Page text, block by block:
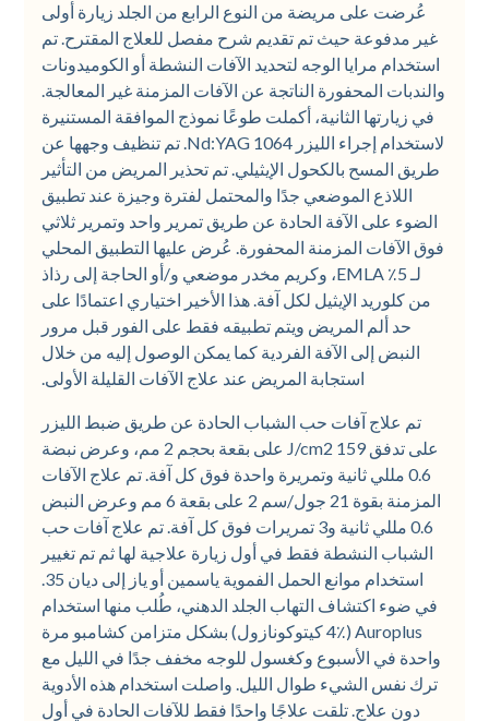
عُرضت على مريضة من النوع الرابع من الجلد زيارة أولى
غير مدفوعة حيث تم تقديم شرح مفصل للعلاج المقترح. تم
استخدام مرايا الوجه لتحديد الآفات النشطة أو الكوميدونات
والندبات المحفورة الناتجة عن الآفات المزمنة غير المعالجة.
في زيارتها الثانية، أكملت طوعًا نموذج الموافقة المستنيرة
لاستخدام إجراء الليزر Nd:YAG 1064. تم تنظيف وجهها عن
طريق المسح بالكحول الإيثيلي. تم تحذير المريض من التأثير
اللاذع الموضعي جدًا والمحتمل لفترة وجيزة عند تطبيق
الضوء على الآفة الحادة عن طريق تمرير واحد وتمرير ثلاثي
فوق الآفات المزمنة المحفورة. عُرض عليها التطبيق المحلي
لـ 5٪ EMLA، وكريم مخدر موضعي و/أو الحاجة إلى رذاذ
من كلوريد الإيثيل لكل آفة. هذا الأخير اختياري اعتمادًا على
حد ألم المريض ويتم تطبيقه فقط على الفور قبل مرور
النبض إلى الآفة الفردية كما يمكن الوصول إليه من خلال
استجابة المريض عند علاج الآفات القليلة الأولى.
تم علاج آفات حب الشباب الحادة عن طريق ضبط الليزر
على تدفق 159 J/cm2 على بقعة بحجم 2 مم، وعرض نبضة
0.6 مللي ثانية وتمريرة واحدة فوق كل آفة. تم علاج الآفات
المزمنة بقوة 21 جول/سم 2 على بقعة 6 مم وعرض النبض
0.6 مللي ثانية و3 تمريرات فوق كل آفة. تم علاج آفات حب
الشباب النشطة فقط في أول زيارة علاجية لها ثم تم تغيير
استخدام موانع الحمل الفموية ياسمين أو ياز إلى ديان 35.
في ضوء اكتشاف التهاب الجلد الدهني، طُلب منها استخدام
Auroplus (4٪ كيتوكونازول) بشكل متزامن كشامبو مرة
واحدة في الأسبوع وكغسول للوجه مخفف جدًا في الليل مع
ترك نفس الشيء طوال الليل. واصلت استخدام هذه الأدوية
دون علاج. تلقت علاجًا واحدًا فقط للآفات الحادة في أول